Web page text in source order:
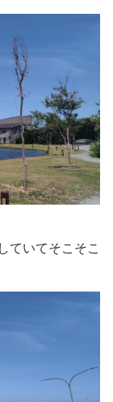
ていてそこそこ